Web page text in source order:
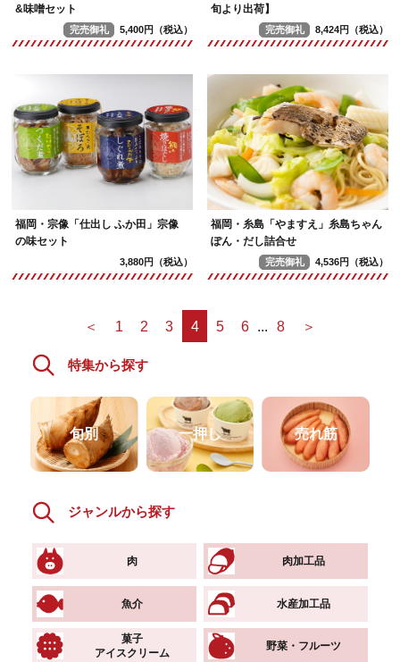
&味噌セット
完売御礼 5,400円（税込）
旬より出荷】
完売御礼 8,424円（税込）
福岡・宗像「仕出し ふか田」宗像
の味セット
3,880円（税込）
福岡・糸島「やますえ」糸島ちゃん
ぽん・だし詰合せ
完売御礼 4,536円（税込）
＜ 1 2 3 4 5 6 ... 8 ＞
特集から探す
旬別 一押し 売れ筋
ジャンルから探す
肉 肉加工品
魚介 水産加工品
菓子
アイスクリーム
野菜・フルーツ